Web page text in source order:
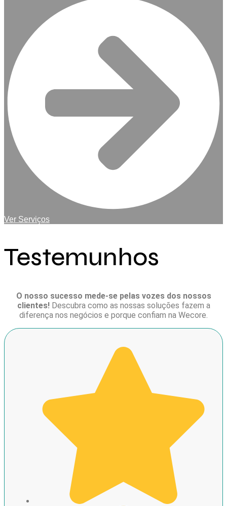
Ver Serviços
Testemunhos
O nosso sucesso mede-se pelas vozes dos nossos
clientes!Descubra como as nossas soluções fazem a
diferença nos negócios e porque confiam na Wecore.